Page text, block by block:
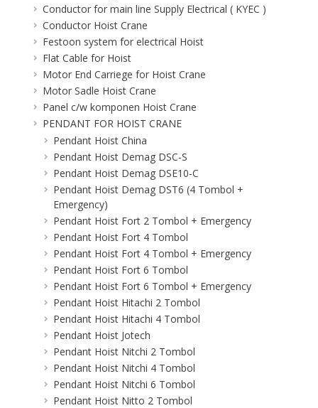
Conductor for main line Supply Electrical ( KYEC )
Conductor Hoist Crane
Festoon system for electrical Hoist
Flat Cable for Hoist
Motor End Carriege for Hoist Crane
Motor Sadle Hoist Crane
Panel c/w komponen Hoist Crane
PENDANT FOR HOIST CRANE
Pendant Hoist China
Pendant Hoist Demag DSC-S
Pendant Hoist Demag DSE10-C
Pendant Hoist Demag DST6 (4 Tombol +
Emergency)
Pendant Hoist Fort 2 Tombol + Emergency
Pendant Hoist Fort 4 Tombol
Pendant Hoist Fort 4 Tombol + Emergency
Pendant Hoist Fort 6 Tombol
Pendant Hoist Fort 6 Tombol + Emergency
Pendant Hoist Hitachi 2 Tombol
Pendant Hoist Hitachi 4 Tombol
Pendant Hoist Jotech
Pendant Hoist Nitchi 2 Tombol
Pendant Hoist Nitchi 4 Tombol
Pendant Hoist Nitchi 6 Tombol
Pendant Hoist Nitto 2 Tombol